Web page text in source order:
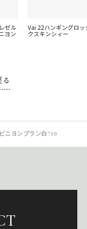
ゼル
ヨン
Vai 22ハンギングロッ
クスキンシィー
ニヨンブラン白750